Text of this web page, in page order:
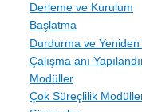
Derleme ve Kurulum
Başlatma
Durdurma ve
Çalışma anı
Modüller
Çok Süreçlilik